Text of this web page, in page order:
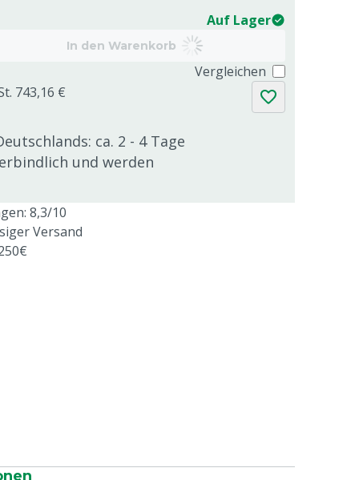
Auf Lager
In den Warenkorb
743,16 €
ca. 2 - 4 Tage
und werden
Vergleichen
8,3/10
Versand